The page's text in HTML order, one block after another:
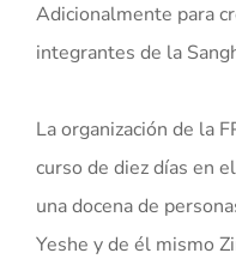
Adicionalmente para
integrantes de la
La organización de la
curso de diez días en
una docena de
Yeshe y de él mismo